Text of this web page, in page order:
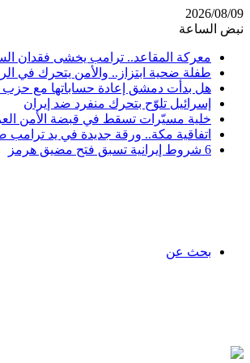
2026/08/09
نبض الساعة
معركة المقاعد.. ترامب يخشى فقدان
طفلة ضحية ابتزاز.. والأمن يتحرك في
هل بدأت دمشق إعادة حساباتها مع حزب
إسرائيل تلوّح بتحرك منفرد ضد إيران
خلية مسيّرات تسقط في قبضة الأمن
اتفاقية مكة.. ورقة جديدة في يد ترامب
6 شروط إيرانية تسبق فتح مضيق هرمز
بحث عن